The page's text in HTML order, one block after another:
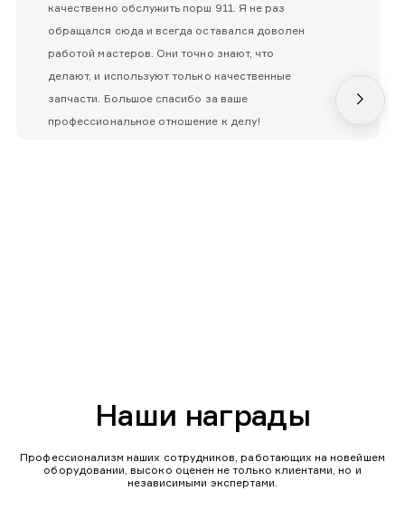
качественно обслужить порш 911. Я не раз
обращался сюда и всегда оставался доволен
работой мастеров. Они точно знают, что
делают, и используют только качественные
запчасти. Большое спасибо за ваше
профессиональное отношение к делу!
Наши награды
Профессионализм наших сотрудников, работающих на новейшем
оборудовании, высоко оценен не только клиентами, но и
независимыми экспертами.